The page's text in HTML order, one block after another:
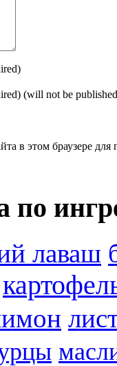
(will not be
в этом браузере
по
лаваш